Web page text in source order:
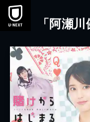
本文へスキップ
「阿瀬